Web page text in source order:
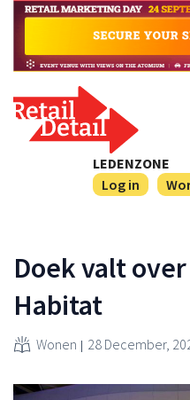
LEDENZONE
Log in
Doek valt
Habitat
Wonen 28 December,